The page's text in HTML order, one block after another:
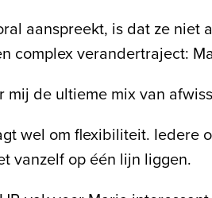
aanspreekt, is dat ze
complex verandertraject:
mij de ultieme mix van
wel om flexibiliteit. Iedere
vanzelf op één lijn liggen.